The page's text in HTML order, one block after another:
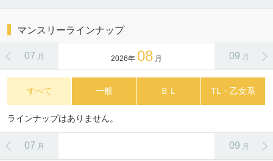
マンスリーラインナップ
07 月 09 月
2026年 08 月
すべて 一般 ＢＬ TL・乙女系
ラインナップはありません。
07 月 09 月